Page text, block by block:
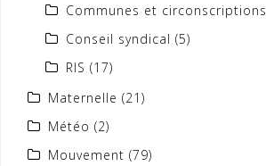
Communes et circonscriptions
Conseil syndical (5)
RIS (17)
Maternelle (21)
Météo (2)
Mouvement (79)